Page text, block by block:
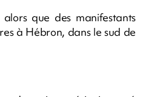
que des manifestants
à Hébron, dans le sud de